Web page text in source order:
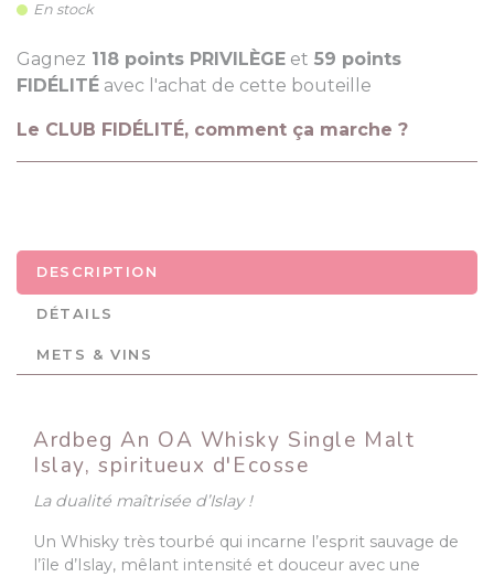
En stock
Gagnez 118 points PRIVILÈGE et 59 points
FIDÉLITÉ avec l'achat de cette bouteille
Le CLUB FIDÉLITÉ, comment ça marche ?
DESCRIPTION
DÉTAILS
METS & VINS
Ardbeg An OA Whisky Single Malt
Islay, spiritueux d'Ecosse
La dualité maîtrisée d’Islay!
Un Whisky très tourbé qui incarne l’esprit sauvage de
l’île d’Islay, mêlant intensité et douceur avec une